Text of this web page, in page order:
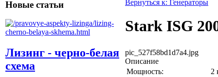
Новые статьи
Лизинг - черно-белая
схема
Вернуться к: Генераторы
Stark ISG
pic_527f58bd1d7a4.jpg
Описание
Мощность:
2